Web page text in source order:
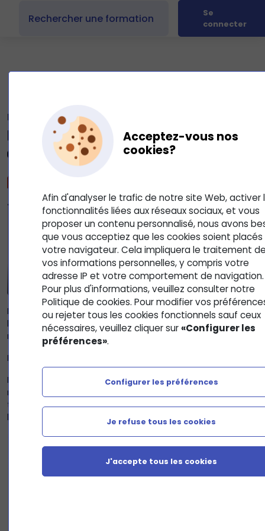
Se
connecter
PowerPoint - Premiers pas avec PowerPoint
Première utilisation du ruban
Mis à jour le 25 juin 2025
Le ruban est composé de plusieurs onglets thématiques. A
l'intérieur de chaque onglet, les commandes sont
regroupées en catégories distinctes, appelés
Groupes
Examinons les principaux onglets par défaut.
L'onglet
donne accès à la vueBackstage
regroupe de nombreuses fonctions centrées sur les tâches,
telles que l'ouverture, la clôture, l'enregistrement,
l'impression et le partage de vos présentations.
Acceptez-vous nos
cookies?
Afin d'analyser le trafic de notre site Web, activer
fonctionnalités liées aux réseaux sociaux, et vous
proposer un contenu personnalisé, nous avons
que vous acceptiez que les cookies soient placés
votre navigateur. Cela impliquera le traitement
vos informations personnelles, y compris votre
adresse IP et votre comportement de navigation.
Pour plus d'informations, veuillez consulter notre
Politique de cookies. Pour modifier vos
ou rejeter tous les cookies fonctionnels sauf ceux
nécessaires, veuillez cliquer sur«Configurer les
préférences».
Configurer les préférences
Je refuse tous les cookies
J'accepte tous les cookies